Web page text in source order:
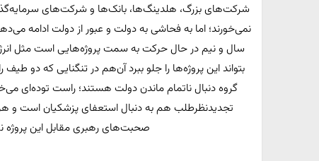
شرکت‌های بزرگ، هلدینگ‌ها، بانک‌ها و شرکت‌های
نمی‌خورند؛ اما به فحاشی به دولت و عبور از دولت ادامه
سال و نیم در حال حرکت به سمت پروژه‌هایی است مثل
بتواند این پروژه‌ها را جلو ببرد آن‌هم در تنگنایی که دو
گروه دنبال ناتمام ماندن دولت هستند؛ راست
تجدیدنظرطلب هم به دنبال استعفای پزشکیان است و
صحبت‌های رهبری مقابل این پروژه